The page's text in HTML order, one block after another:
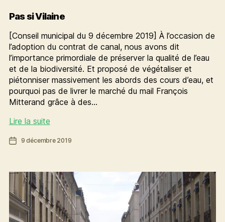
Pas si Vilaine
[Conseil municipal du 9 décembre 2019] À l’occasion de
l’adoption du contrat de canal, nous avons dit
l’importance primordiale de préserver la qualité de l’eau
et de la biodiversité. Et proposé de végétaliser et
piétonniser massivement les abords des cours d’eau, et
pourquoi pas de livrer le marché du mail François
Mitterand grâce à des…
Lire la suitePas
Vilaine
Date9 décembre 2019